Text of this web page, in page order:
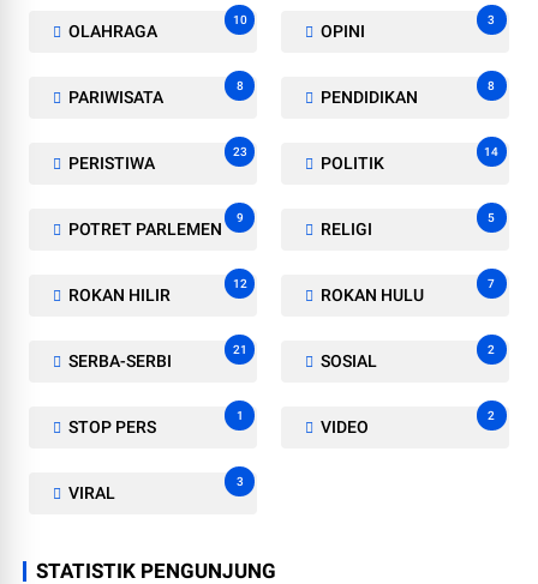
OLAHRAGA
10
OPINI
3
PARIWISATA
8
PENDIDIKAN
8
PERISTIWA
23
POLITIK
14
POTRET PARLEMEN
9
RELIGI
5
ROKAN HILIR
12
ROKAN HULU
7
SERBA-SERBI
21
SOSIAL
2
STOP PERS
1
VIDEO
2
VIRAL
3
STATISTIK PENGUNJUNG